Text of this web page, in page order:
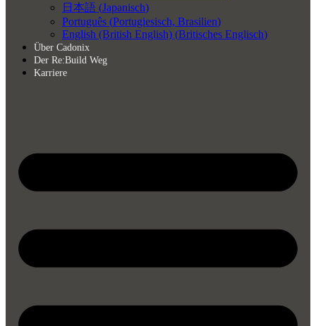
日本語 (Japanisch)
Português (Portugiesisch, Brasilien)
English (British English) (Britisches Englisch)
Über Cadonix
Der Re:Build Weg
Karriere